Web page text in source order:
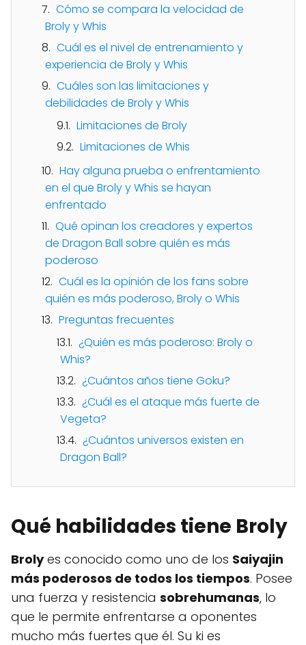
Cómo se compara la velocidad de
Broly y Whis
Cuál es el nivel de entrenamiento y
experiencia de Broly y Whis
Cuáles son las limitaciones y
debilidades de Broly y Whis
Limitaciones de Broly
Limitaciones de Whis
Hay alguna prueba o enfrentamiento
en el que Broly y Whis se hayan
enfrentado
Qué opinan los creadores y expertos
de Dragon Ball sobre quién es más
poderoso
Cuál es la opinión de los fans sobre
quién es más poderoso, Broly o Whis
Preguntas frecuentes
¿Quién es más poderoso: Broly o
Whis?
¿Cuántos años tiene Goku?
¿Cuál es el ataque más fuerte de
Vegeta?
¿Cuántos universos existen en
Dragon Ball?
Qué habilidades tiene Broly
Brolyes conocido como uno de los Saiyajin
más poderosos de todos los tiempos. Posee
una fuerza y resistencia sobrehumanas, lo
que le permite enfrentarse a oponentes
mucho más fuertes que él. Su ki es